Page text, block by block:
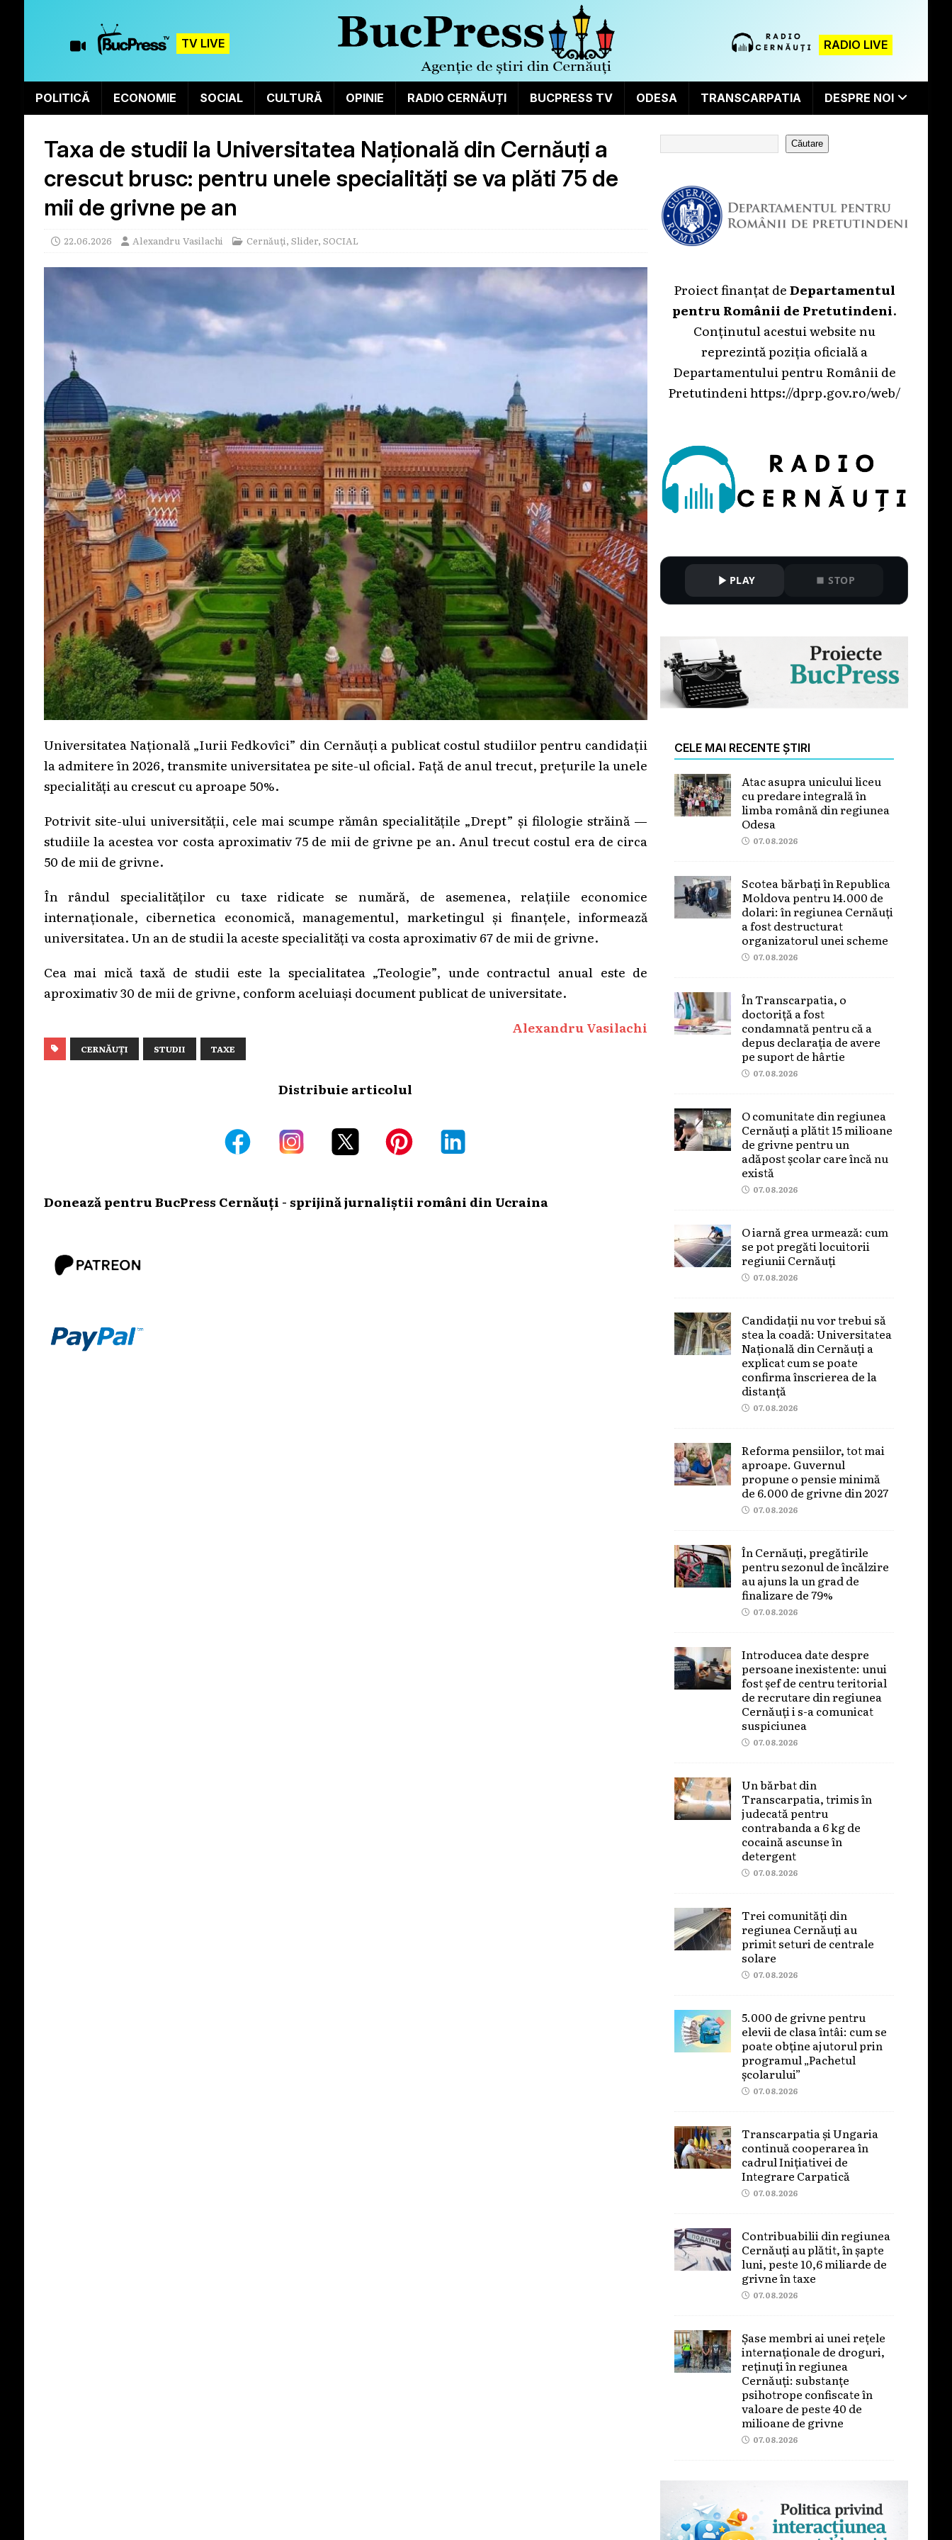
TV LIVE RADIO LIVE
POLITICĂ ECONOMIE SOCIAL CULTURĂ OPINIE RADIO CERNĂUȚI BUCPRESS TV ODESA TRANSCARPATIA DESPRE NOI
Taxa de studii la Universitatea Națională din Cernăuți a
crescut brusc: pentru unele specialități se va plăti 75 de
mii de grivne pe an
22.06.2026 Alexandru Vasilachi Cernăuți, Slider, SOCIAL
Universitatea Națională „Iurii Fedkovîci” din Cernăuți a publicat costul studiilor pentru candidații
la admitere în 2026, transmite universitatea pe site-ul oficial. Față de anul trecut, prețurile la unele
specialități au crescut cu aproape 50%.
Potrivit site-ului universității, cele mai scumpe rămân specialitățile „Drept” și filologie străină —
studiile la acestea vor costa aproximativ 75 de mii de grivne pe an. Anul trecut costul era de circa
50 de mii de grivne.
În rândul specialităților cu taxe ridicate se numără, de asemenea, relațiile economice
internaționale, cibernetica economică, managementul, marketingul și finanțele, informează
universitatea. Un an de studii la aceste specialități va costa aproximativ 67 de mii de grivne.
Cea mai mică taxă de studii este la specialitatea „Teologie”, unde contractul anual este de
aproximativ 30 de mii de grivne, conform aceluiași document publicat de universitate.
Alexandru Vasilachi
CERNĂUȚI STUDII TAXE
Distribuie articolul
Donează pentru BucPress Cernăuți - sprijină jurnaliștii români din Ucraina
Căutare
Proiect finanțat deDepartamentul
pentru Românii de Pretutindeni.
Conținutul acestui website nu
reprezintă poziția oficială a
Departamentului pentru Românii de
Pretutindenihttps://dprp.gov.ro/web/
PLAY STOP
CELE MAI RECENTE ȘTIRI
Atac asupra unicului liceu
cu predare integrală în
limba română din regiunea
Odesa
07.08.2026
Scotea bărbați în Republica
Moldova pentru 14.000 de
dolari: în regiunea Cernăuți
a fost destructurat
organizatorul unei scheme
07.08.2026
În Transcarpatia, o
doctoriță a fost
condamnată pentru că a
depus declarația de avere
pe suport de hârtie
07.08.2026
O comunitate din regiunea
Cernăuți a plătit 15 milioane
de grivne pentru un
adăpost școlar care încă nu
există
07.08.2026
O iarnă grea urmează: cum
se pot pregăti locuitorii
regiunii Cernăuți
07.08.2026
Candidații nu vor trebui să
stea la coadă: Universitatea
Națională din Cernăuți a
explicat cum se poate
confirma înscrierea de la
distanță
07.08.2026
Reforma pensiilor, tot mai
aproape. Guvernul
propune o pensie minimă
de 6.000 de grivne din 2027
07.08.2026
În Cernăuți, pregătirile
pentru sezonul de încălzire
au ajuns la un grad de
finalizare de 79%
07.08.2026
Introducea date despre
persoane inexistente: unui
fost șef de centru teritorial
de recrutare din regiunea
Cernăuți i s-a comunicat
suspiciunea
07.08.2026
Un bărbat din
Transcarpatia, trimis în
judecată pentru
contrabanda a 6 kg de
cocaină ascunse în
detergent
07.08.2026
Trei comunități din
regiunea Cernăuți au
primit seturi de centrale
solare
07.08.2026
5.000 de grivne pentru
elevii de clasa întâi: cum se
poate obține ajutorul prin
programul „Pachetul
școlarului”
07.08.2026
Transcarpatia și Ungaria
continuă cooperarea în
cadrul Inițiativei de
Integrare Carpatică
07.08.2026
Contribuabilii din regiunea
Cernăuți au plătit, în șapte
luni, peste 10,6 miliarde de
grivne în taxe
07.08.2026
Șase membri ai unei rețele
internaționale de droguri,
reținuți în regiunea
Cernăuți: substanțe
psihotrope confiscate în
valoare de peste 40 de
milioane de grivne
07.08.2026